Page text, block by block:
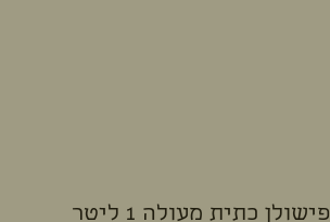
פישולן כתית מעולה 1 ליטר